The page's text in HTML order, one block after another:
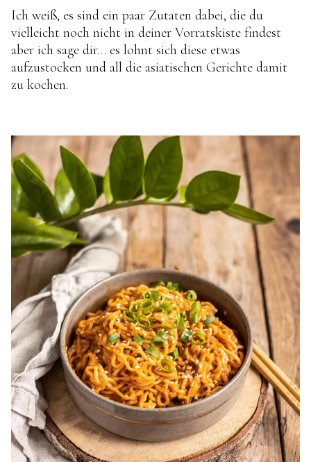
Ich weiß, es sind ein paar Zutaten dabei, die du
vielleicht noch nicht in deiner Vorratskiste findest
aber ich sage dir… es lohnt sich diese etwas
aufzustocken und all die asiatischen Gerichte damit
zu kochen.